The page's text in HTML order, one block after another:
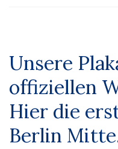
Unsere
offiziellen
Hier die
Berlin